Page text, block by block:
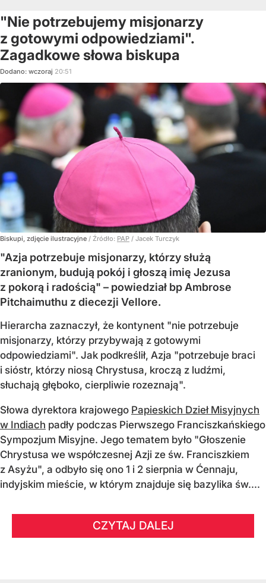
"Nie potrzebujemy misjonarzy
z gotowymi odpowiedziami".
Zagadkowe słowa biskupa
Dodano: wczoraj 20:51
Biskupi, zdjęcie ilustracyjne / Źródło: PAP / Jacek Turczyk
"Azja potrzebuje misjonarzy, którzy służą
zranionym, budują pokój i głoszą imię Jezusa
z pokorą i radością" – powiedział bp Ambrose
Pitchaimuthu z diecezji Vellore.
Hierarcha zaznaczył, że kontynent "nie potrzebuje
misjonarzy, którzy przybywają z gotowymi
odpowiedziami". Jak podkreślił, Azja "potrzebuje braci
i sióstr, którzy niosą Chrystusa, kroczą z ludźmi,
słuchają głęboko, cierpliwie rozeznają".
Słowa dyrektora krajowego Papieskich Dzieł Misyjnych
w Indiach padły podczas Pierwszego Franciszkańskiego
Sympozjum Misyjne. Jego tematem było "Głoszenie
Chrystusa we współczesnej Azji ze św. Franciszkiem
z Asyżu", a odbyło się ono 1 i 2 sierpnia w Ćennaju,
indyjskim mieście, w którym znajduje się bazylika św....
CZYTAJ DALEJ